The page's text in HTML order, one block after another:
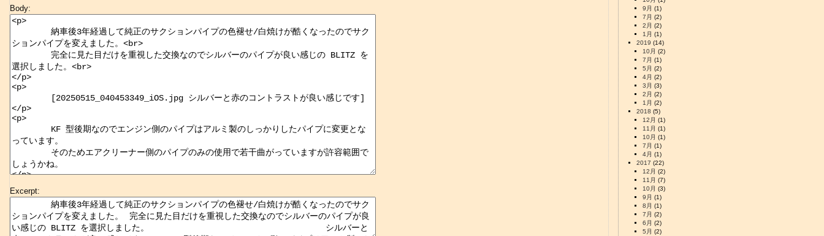
Body:
Excerpt:
9月 (1)
7月 (2)
2月 (2)
1月 (1)
2019 (14)
10月 (2)
7月 (1)
5月 (2)
4月 (2)
3月 (3)
2月 (2)
1月 (2)
2018 (5)
12月 (1)
11月 (1)
10月 (1)
7月 (1)
4月 (1)
2017 (22)
12月 (2)
11月 (7)
10月 (3)
9月 (1)
8月 (1)
7月 (2)
6月 (2)
5月 (2)